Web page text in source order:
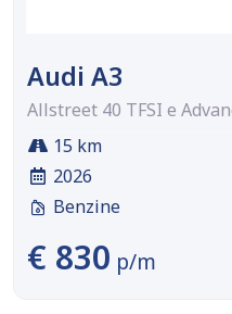
Audi A3
Allstreet 40 TFSI e
15 km
2026
Benzine
€ 830 p/m